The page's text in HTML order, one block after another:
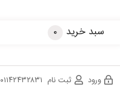
سبد خرید ۰
ورود ثبت نام ۰۱۱۴۲۴۳۲۸۳۱